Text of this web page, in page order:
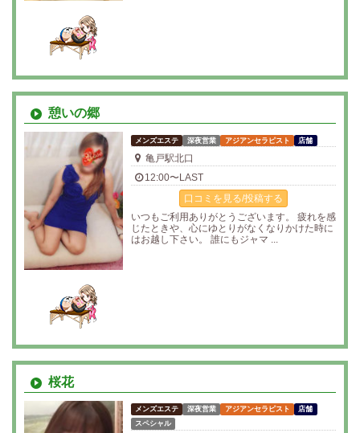
憩いの郷
メンズエステ 深夜営業 アジアンセラピスト 店舗
亀戸駅北口
12:00〜LAST
口コミを見る/投稿する
いつもご利用ありがとうございます。 疲れを感
じたときや、心にゆとりがなくなりかけた時に
はお越し下さい。 誰にもジャマ ...
桜花
メンズエステ 深夜営業 アジアンセラピスト
店舗
スペシャル